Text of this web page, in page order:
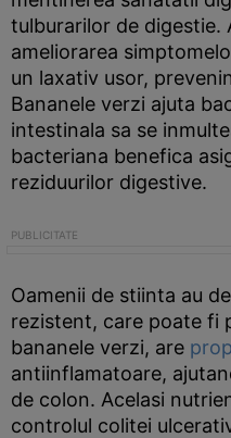
tulburarilor de digestie.
ameliorarea
un laxativ usor,
Bananele verzi ajuta
intestinala sa se
bacteriana benefica
reziduurilor digestive.
Oamenii de stiinta au
rezistent, care poate fi
bananele verzi, are
antiinflamatoare,
de colon. Acelasi
controlul colitei